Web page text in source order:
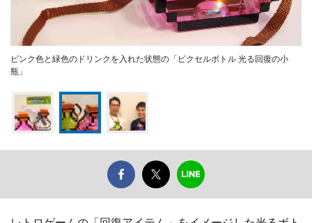
ピンク色と緑色のドリンクを入れた状態の「ピクセルボトル 光る回復の小
瓶」